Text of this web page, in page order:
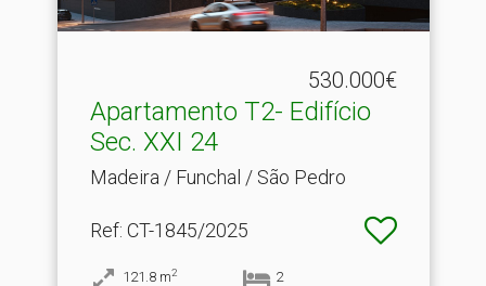
530.000€
Apartamento T2- Edifício
Sec.​ XXI 24
Madeira / Funchal / São Pedro
Ref: CT-1845/2025
121.8 m2 2